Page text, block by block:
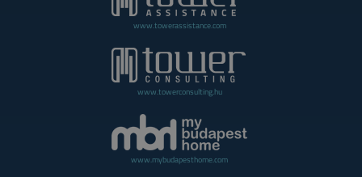
www.towerassistance.com
www.towerconsulting.hu
www.mybudapesthome.com